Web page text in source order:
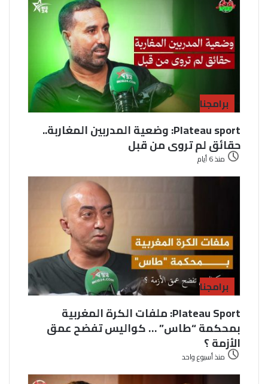
برامجنا
Plateau sport: وضعية المدربين المغاربة..
حقائق لم تروى من قبل
منذ 6 أيام
برامجنا
Plateau Sport: ملفات الكرة المغربية
بمحكمة “طاس” … كواليس تفضح عمق
الأزمة ؟
منذ أسبوع واحد